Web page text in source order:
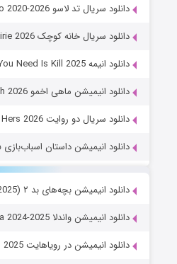
دانلود سریال تد لاسو Ted Lasso 2020-2026
دانلود سریال خانه کوچک Little House on the Prairie 2026
دانلود انیمه All You Need Is Kill 2025
دانلود انیمیشن ماهی اخمو The Pout-Pout Fish 2026
دانلود سریال دو روایت His & Hers 2026
دانلود انیمیشن داستان اسباب‌بازی ۵ Toy Story 5 (2026)
دانلود انیمیشن بچه‌های بد ۲ The Bad Guys 2 (2025)
دانلود انیمیشن واندلا WondLa 2024-2025
دانلود انیمیشن در رویاهایت In Your Dreams 2025